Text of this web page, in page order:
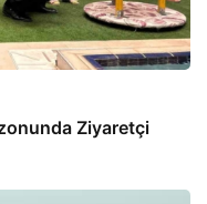
Ziyaretçi